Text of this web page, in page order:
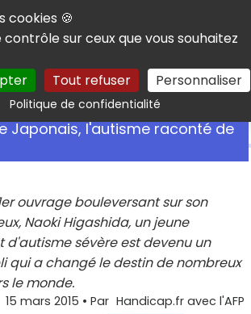
des cookies
cookies 🍪
sur ceux que vous souhaitez
Tout refuser Personnaliser
Politique de confidentialitéRechercher
Japonais, l'autisme raconté de
ouvrage bouleversant sur son
Naoki Higashida, un jeune
d'autisme sévère est devenu un
qui a changé le destin de nombreux
le monde.
15 mars 2015 • Par Handicap.fr avec l'AFP